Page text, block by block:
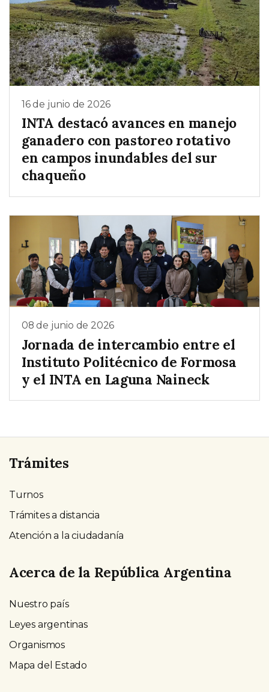
16 de junio de 2026
INTA destacó avances en manejo
ganadero con pastoreo rotativo
en campos inundables del sur
chaqueño
08 de junio de 2026
Jornada de intercambio entre el
Instituto Politécnico de Formosa
y el INTA en Laguna Naineck
Trámites
Turnos
Trámites a distancia
Atención a la ciudadanía
Acerca de la República Argentina
Nuestro país
Leyes argentinas
Organismos
Mapa del Estado